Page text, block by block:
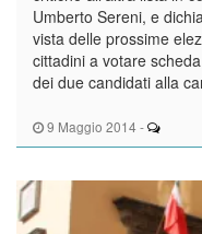
9 Maggio 2014 -
Umberto Sereni, e
vista delle prossime
cittadini a votare
dei due candidati alla